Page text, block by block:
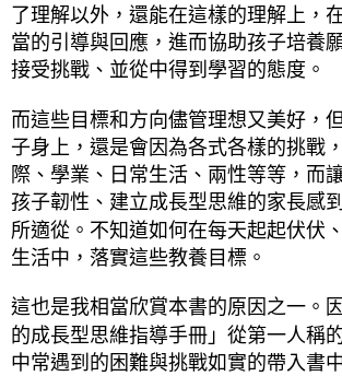
了理解以外，還能在這樣的理解上，
當的引導與回應，進而協助孩子培養
接受挑戰、並從中得到學習的態度。
而這些目標和方向儘管理想又美好，
子身上，還是會因為各式各樣的挑戰
際、學業、日常生活、兩性等等，而
孩子韌性、建立成長型思維的家長感
所適從。不知道如何在每天起起伏伏
生活中，落實這些教養目標。
這也是我相當欣賞本書的原因之一。
的成長型思維指導手冊」從第一人稱
中常遇到的困難與挑戰如實的帶入書